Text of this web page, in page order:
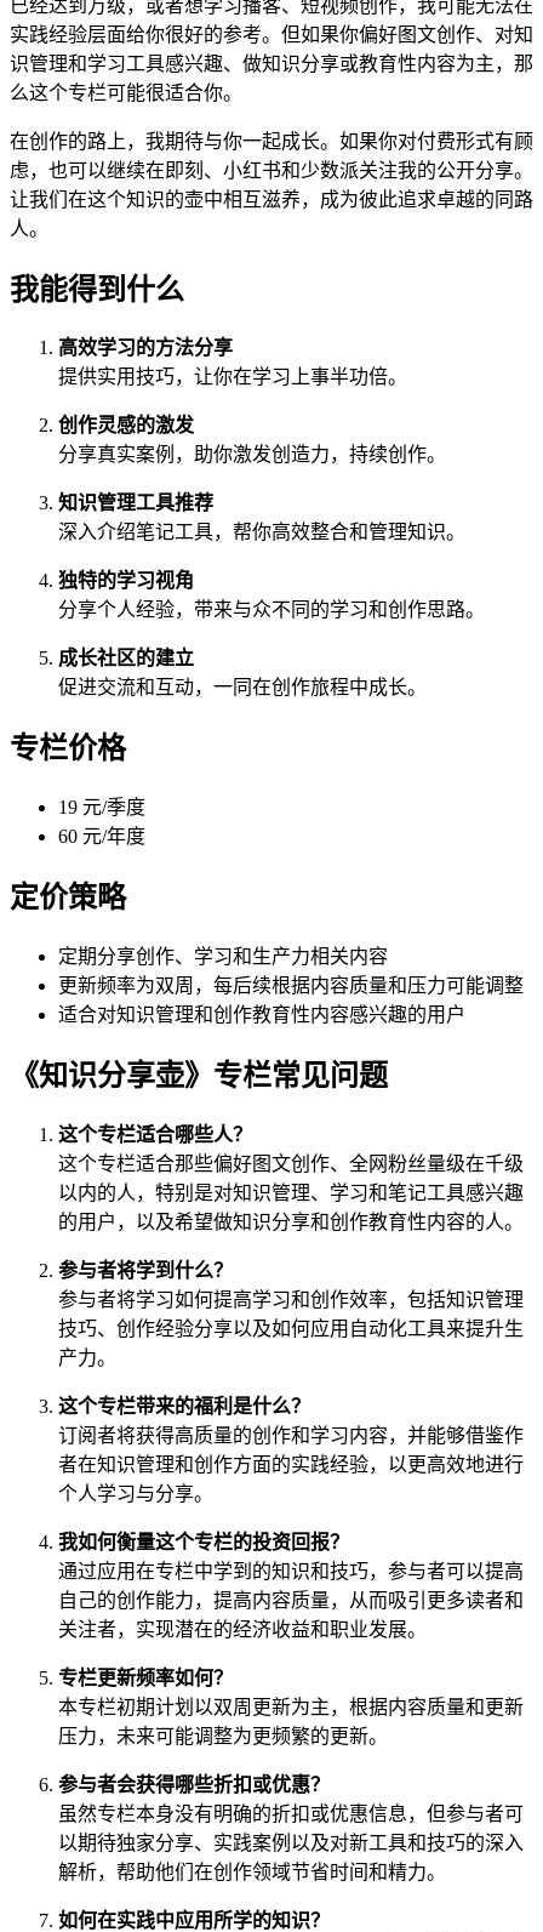
已经达到万级，或者想学习播客、短视频创作，我可能无法在
实践经验层面给你很好的参考。但如果你偏好图文创作、对知
识管理和学习工具感兴趣、做知识分享或教育性内容为主，那
么这个专栏可能很适合你。
在创作的路上，我期待与你一起成长。如果你对付费形式有顾
虑，也可以继续在即刻、小红书和少数派关注我的公开分享。
让我们在这个知识的壶中相互滋养，成为彼此追求卓越的同路
人。
我能得到什么
高效学习的方法分享
提供实用技巧，让你在学习上事半功倍。
创作灵感的激发
分享真实案例，助你激发创造力，持续创作。
知识管理工具推荐
深入介绍笔记工具，帮你高效整合和管理知识。
独特的学习视角
分享个人经验，带来与众不同的学习和创作思路。
成长社区的建立
促进交流和互动，一同在创作旅程中成长。
专栏价格
19 元/季度
60 元/年度
定价策略
定期分享创作、学习和生产力相关内容
更新频率为双周，每后续根据内容质量和压力可能调整
适合对知识管理和创作教育性内容感兴趣的用户
《知识分享壶》专栏常见问题
这个专栏适合哪些人？
这个专栏适合那些偏好图文创作、全网粉丝量级在千级
以内的人，特别是对知识管理、学习和笔记工具感兴趣
的用户，以及希望做知识分享和创作教育性内容的人。
参与者将学到什么？
参与者将学习如何提高学习和创作效率，包括知识管理
技巧、创作经验分享以及如何应用自动化工具来提升生
产力。
这个专栏带来的福利是什么？
订阅者将获得高质量的创作和学习内容，并能够借鉴作
者在知识管理和创作方面的实践经验，以更高效地进行
个人学习与分享。
我如何衡量这个专栏的投资回报？
通过应用在专栏中学到的知识和技巧，参与者可以提高
自己的创作能力，提高内容质量，从而吸引更多读者和
关注者，实现潜在的经济收益和职业发展。
专栏更新频率如何？
本专栏初期计划以双周更新为主，根据内容质量和更新
压力，未来可能调整为更频繁的更新。
参与者会获得哪些折扣或优惠？
虽然专栏本身没有明确的折扣或优惠信息，但参与者可
以期待独家分享、实践案例以及对新工具和技巧的深入
解析，帮助他们在创作领域节省时间和精力。
如何在实践中应用所学的知识？